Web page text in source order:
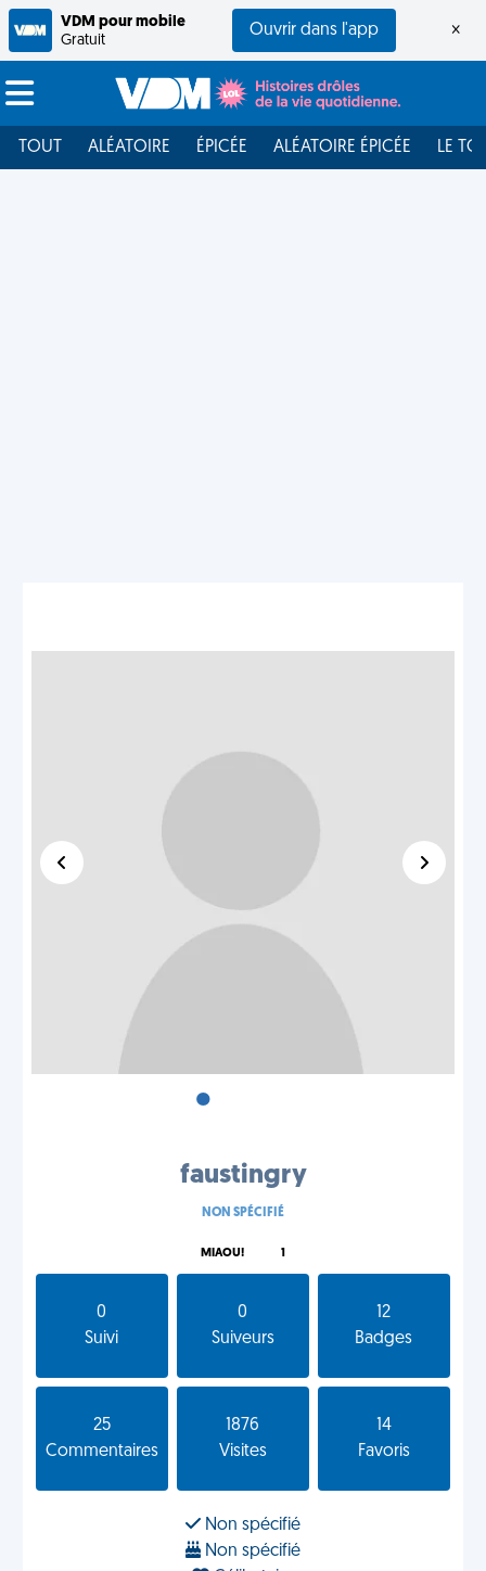
VDM pour mobile
Gratuit
Ouvrir dans l'app ×
TOUT ALÉATOIRE ÉPICÉE ALÉATOIRE ÉPICÉE LE
•
faustingry
NON SPÉCIFIÉ
MIAOU! 1
0
Suivi
0
Suiveurs
12
Badges
25
Commentaires
1876
Visites
14
Favoris
Non spécifié
Non spécifié